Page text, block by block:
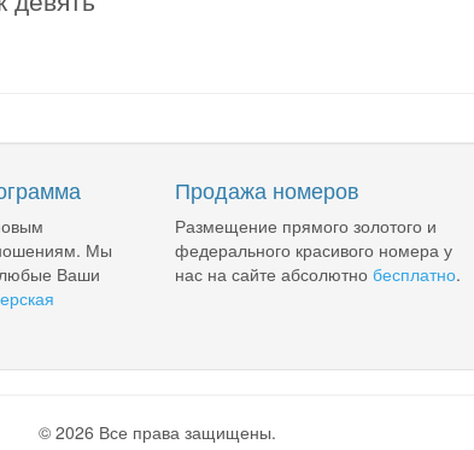
Мы
любые Ваши
Продажа номеров
Размещение прямого золотого и
федерального красивого номера у
нас на сайте абсолютно бесплатно.
© 2026 Все права защищены.